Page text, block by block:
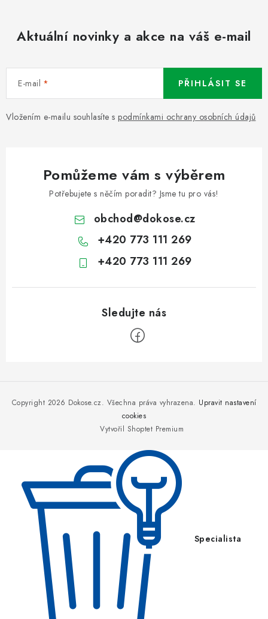
Aktuální novinky a akce na váš e-mail
E-mail
Vložením e-mailu souhlasíte s podmínkami ochrany osobních údajů
PŘIHLÁSIT SE
Pomůžeme vám s výběrem
Potřebujete s něčím poradit? Jsme tu pro vás!
obchod@dokose.cz
+420 773 111 269
+420 773 111 269
Vytvořil Shoptet Premium
Copyright 2026 Dokose.cz. Všechna práva vyhrazena. Upravit nastavení
cookies
Specialista